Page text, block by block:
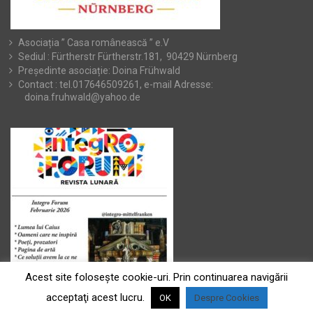
Asociația ” Casa românească ” e.V
Sediul : Fürtherstr Fürtherstr.181, 90429 Nürnberg
Președinte asociație: Doina Frühwald
Contact : tel.017646509261, e-mail Adresse:
doina.fruhwald@yahoo.de
Acest site foloseşte cookie-uri. Prin continuarea navigării
acceptaţi acest lucru.
OK Despre Cookies